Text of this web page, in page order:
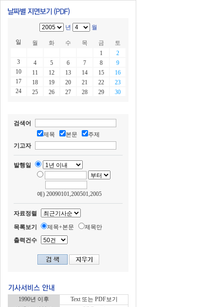
년 월
일 월 화 수 목 금
토
1
2
3
4 5 6 7 8
9
10
11 12 13 14 15
16
17
18 19 20 21 22
23
24
25 26 27 28 29 30
검색어
제목
본문
주제
기고자
발행일
예) 20090101,200501,2005
자료정렬
목록보기
제목+본문
제목만
출력건수
1990년 이후
Text 또는 PDF보기